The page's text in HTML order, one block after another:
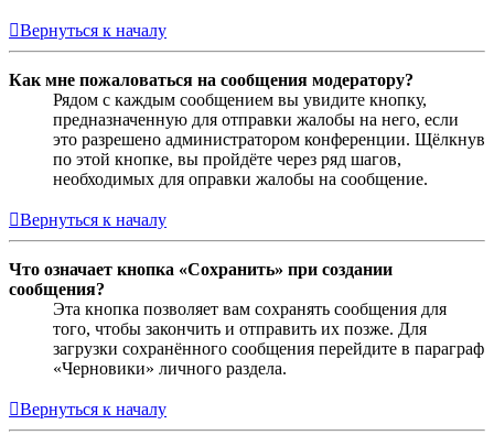
Вернуться к началу
Как мне пожаловаться на сообщения модератору?
Рядом с каждым сообщением вы увидите кнопку,
предназначенную для отправки жалобы на него, если
это разрешено администратором конференции. Щёлкнув
по этой кнопке, вы пройдёте через ряд шагов,
необходимых для оправки жалобы на сообщение.
Вернуться к началу
Что означает кнопка «Сохранить» при создании
сообщения?
Эта кнопка позволяет вам сохранять сообщения для
того, чтобы закончить и отправить их позже. Для
загрузки сохранённого сообщения перейдите в параграф
«Черновики» личного раздела.
Вернуться к началу